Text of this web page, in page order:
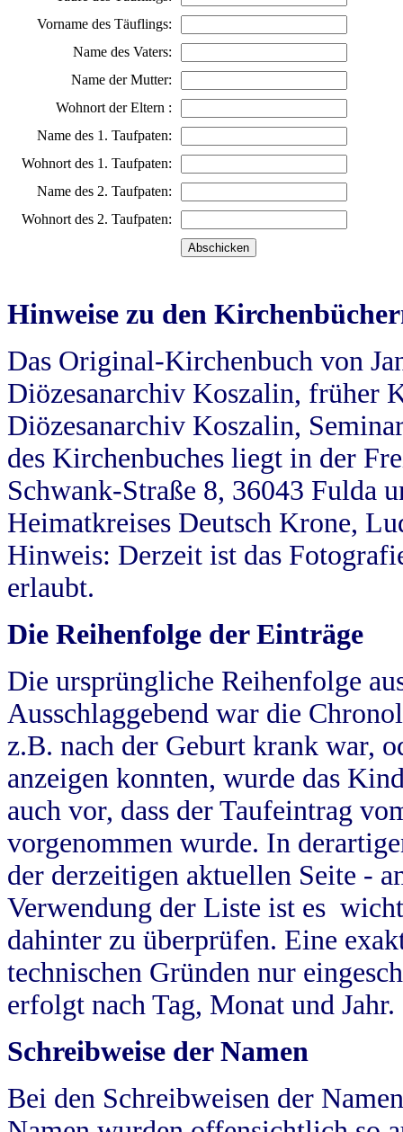
Vorname des Täuflings:
Name des Vaters:
Name der Mutter:
Wohnort der Eltern :
Name des 1. Taufpaten:
Wohnort des 1. Taufpaten:
Name des 2. Taufpaten:
Wohnort des 2. Taufpaten:
Hinweise zu den
Das Original-Kirchenbuch von
Diözesanarchiv Koszalin, früher
Diözesanarchiv Koszalin,
des Kirchenbuches liegt in der
Schwank-Straße 8, 36043 Fulda
Heimatkreises Deutsch Krone,
Hinweis: Derzeit ist das
erlaubt.
Die Reihenfolge der Einträge
Die ursprüngliche Reihenfolge
Ausschlaggebend war die
z.B. nach der Geburt krank war,
anzeigen konnten, wurde das
auch vor, dass der Taufeintrag
vorgenommen wurde. In
der derzeitigen aktuellen Seite -
Verwendung der Liste ist es
dahinter zu überprüfen. Eine
technischen Gründen nur
erfolgt nach Tag, Monat und Jahr.
Schreibweise der Namen
Bei den Schreibweisen der